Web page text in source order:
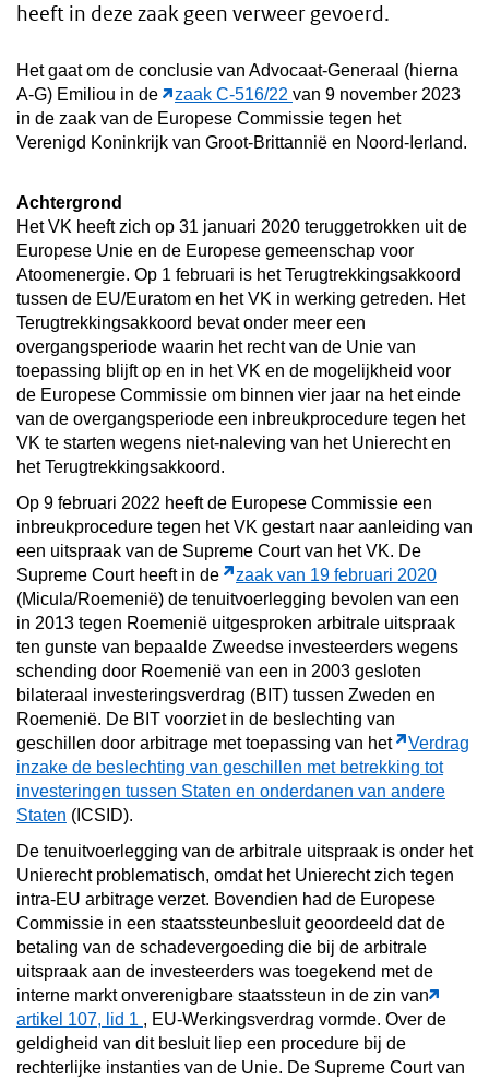
heeft in deze zaak geen verweer gevoerd.
Het gaat om de conclusie van Advocaat-Generaal (hierna
A-G) Emiliou in de
zaak C-516/22 van 9 november 2023
in de zaak van de Europese Commissie tegen het
Verenigd Koninkrijk van Groot-Brittannië en Noord-Ierland.
Achtergrond
Het VK heeft zich op 31 januari 2020 teruggetrokken uit de
Europese Unie en de Europese gemeenschap voor
Atoomenergie. Op 1 februari is het Terugtrekkingsakkoord
tussen de EU/Euratom en het VK in werking getreden. Het
Terugtrekkingsakkoord bevat onder meer een
overgangsperiode waarin het recht van de Unie van
toepassing blijft op en in het VK en de mogelijkheid voor
de Europese Commissie om binnen vier jaar na het einde
van de overgangsperiode een inbreukprocedure tegen het
VK te starten wegens niet-naleving van het Unierecht en
het Terugtrekkingsakkoord.
Op 9 februari 2022 heeft de Europese Commissie een
inbreukprocedure tegen het VK gestart naar aanleiding van
een uitspraak van de Supreme Court van het VK. De
Supreme Court heeft in de
zaak van 19 februari 2020
(Micula/Roemenië) de tenuitvoerlegging bevolen van een
in 2013 tegen Roemenië uitgesproken arbitrale uitspraak
ten gunste van bepaalde Zweedse investeerders wegens
schending door Roemenië van een in 2003 gesloten
bilateraal investeringsverdrag (BIT) tussen Zweden en
Roemenië. De BIT voorziet in de beslechting van
geschillen door arbitrage met toepassing van het
Verdrag
inzake de beslechting van geschillen met betrekking tot
investeringen tussen Staten en onderdanen van andere
Staten (ICSID).
De tenuitvoerlegging van de arbitrale uitspraak is onder het
Unierecht problematisch, omdat het Unierecht zich tegen
intra-EU arbitrage verzet. Bovendien had de Europese
Commissie in een staatssteunbesluit geoordeeld dat de
betaling van de schadevergoeding die bij de arbitrale
uitspraak aan de investeerders was toegekend met de
interne markt onverenigbare staatssteun in de zin van
artikel 107, lid 1 , EU-Werkingsverdrag vormde. Over de
geldigheid van dit besluit liep een procedure bij de
rechterlijke instanties van de Unie. De Supreme Court van